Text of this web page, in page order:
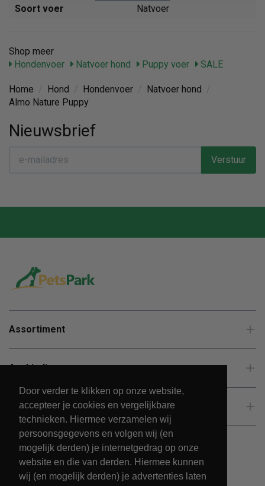
Door verder te klikken op onze website,
accepteer je cookies en vergelijkbare
technieken. Hiermee verzamelen wij
persoonsgegevens en volgen wij (en
mogelijk derden) je internetgedrag op onze
website en die van derden. Hiermee kunnen
wij (en mogelijk derden) je advertenties laten
Soort voer
Natvoer
Shop meer
Hondenvoer
Natvoer hond Puppy voer SALE
Home Hond Hondenvoer Natvoer hond
Almo Nature Puppy
Nieuwsbrief
Verstuur
Assortiment
Aanbiedingen
Klantenservice